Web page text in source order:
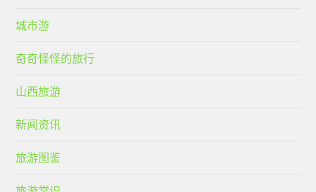
城市游
奇奇怪怪的旅行
山西旅游
新闻资讯
旅游图鉴